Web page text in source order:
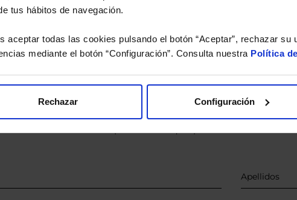
tus hábitos de navegación.
aceptar todas las cookies pulsando el botón “Aceptar”, rechazar su
mediante el botón “Configuración”. Consulta nuestra Política
Rechazar Configuración
un estudio gratuito
el archivo
e indíquenos los ISINs de sus Fondos y
de Clases Limpias con las que podrá ahorrar en sus